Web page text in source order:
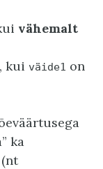
vähemalt
kui väide1 on
ka